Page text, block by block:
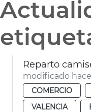
Reparto
modificado
COMERCIO
VALENCIA